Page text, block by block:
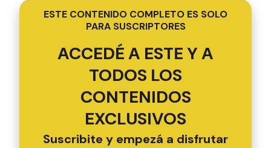
ESTE CONTENIDO COMPLETO ES SOLO
PARA SUSCRIPTORES
ACCEDÉ A ESTE Y A
TODOS LOS
CONTENIDOS
EXCLUSIVOS
Suscribite y empezá a disfrutar